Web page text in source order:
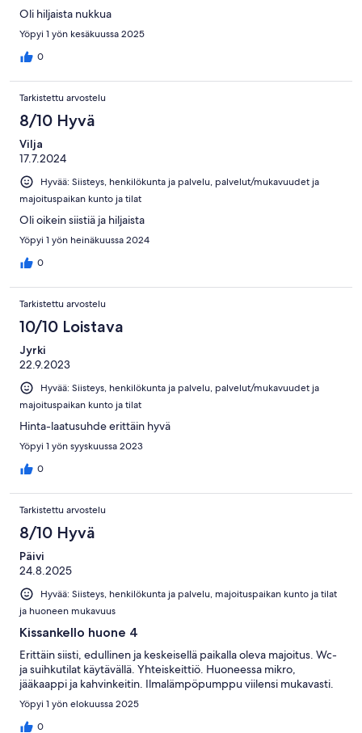
Oli hiljaista nukkua
Yöpyi 1 yön kesäkuussa 2025
0
Tarkistettu arvostelu
8/10 Hyvä
Vilja
17.7.2024
Hyvää: Siisteys, henkilökunta ja palvelu, palvelut/mukavuudet ja
majoituspaikan kunto ja tilat
Oli oikein siistiä ja hiljaista
Yöpyi 1 yön heinäkuussa 2024
0
Tarkistettu arvostelu
10/10 Loistava
Jyrki
22.9.2023
Hyvää: Siisteys, henkilökunta ja palvelu, palvelut/mukavuudet ja
majoituspaikan kunto ja tilat
Hinta-laatusuhde erittäin hyvä
Yöpyi 1 yön syyskuussa 2023
0
Tarkistettu arvostelu
8/10 Hyvä
Päivi
24.8.2025
Hyvää: Siisteys, henkilökunta ja palvelu, majoituspaikan kunto ja tilat
ja huoneen mukavuus
Kissankello huone 4
Erittäin siisti, edullinen ja keskeisellä paikalla oleva majoitus. Wc-
ja suihkutilat käytävällä. Yhteiskeittiö. Huoneessa mikro,
jääkaappi ja kahvinkeitin. Ilmalämpöpumppu viilensi mukavasti.
Yöpyi 1 yön elokuussa 2025
0